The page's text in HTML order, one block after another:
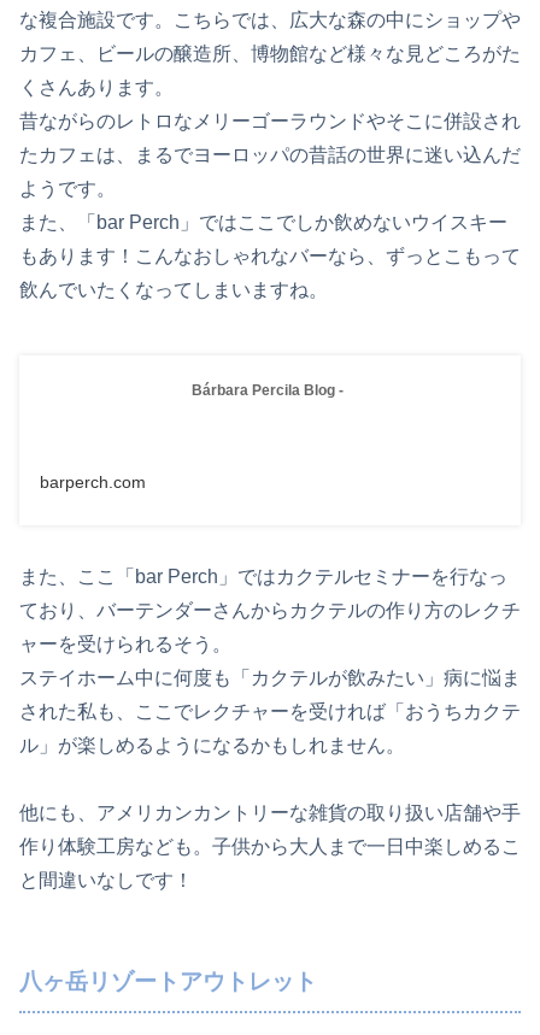
な複合施設です。こちらでは、広大な森の中にショップや
カフェ、ビールの醸造所、博物館など様々な見どころがた
くさんあります。
昔ながらのレトロなメリーゴーラウンドやそこに併設され
たカフェは、まるでヨーロッパの昔話の世界に迷い込んだ
ようです。
また、「bar Perch」ではここでしか飲めないウイスキー
もあります！こんなおしゃれなバーなら、ずっとこもって
飲んでいたくなってしまいますね。
Bárbara Percila Blog -
barperch.com
また、ここ「bar Perch」ではカクテルセミナーを行なっ
ており、バーテンダーさんからカクテルの作り方のレクチ
ャーを受けられるそう。
ステイホーム中に何度も「カクテルが飲みたい」病に悩ま
された私も、ここでレクチャーを受ければ「おうちカクテ
ル」が楽しめるようになるかもしれません。
他にも、アメリカンカントリーな雑貨の取り扱い店舗や手
作り体験工房なども。子供から大人まで一日中楽しめるこ
と間違いなしです！
八ヶ岳リゾートアウトレット